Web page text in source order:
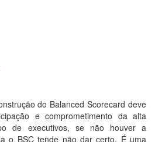
do Balanced Scorecard deve
e comprometimento da alta
de executivos, se não houver a
o BSC tende não dar certo. É uma